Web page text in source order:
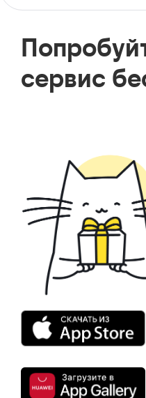
сервис